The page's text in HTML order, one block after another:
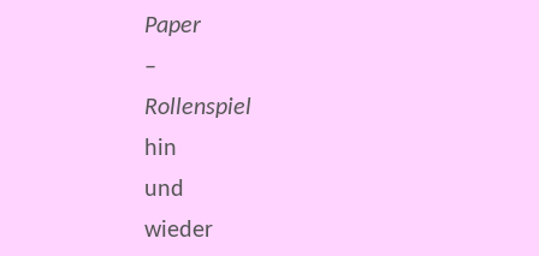
Paper
–
Rollenspiel
hin
und
wieder